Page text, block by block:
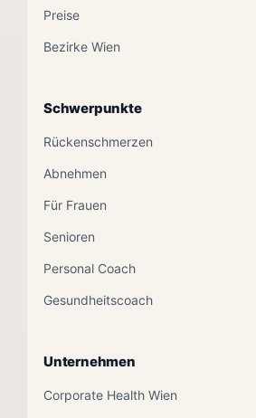
Preise
Bezirke Wien
Schwerpunkte
Rückenschmerzen
Abnehmen
Für Frauen
Senioren
Personal Coach
Gesundheitscoach
Unternehmen
Corporate Health Wien